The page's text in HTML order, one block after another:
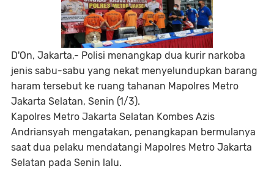
D'On, Jakarta,- Polisi menangkap dua kurir narkoba
jenis sabu-sabu yang nekat menyelundupkan barang
haram tersebut ke ruang tahanan Mapolres Metro
Jakarta Selatan, Senin (1/3).
Kapolres Metro Jakarta Selatan Kombes Azis
Andriansyah mengatakan, penangkapan bermulanya
saat dua pelaku mendatangi Mapolres Metro Jakarta
Selatan pada Senin lalu.